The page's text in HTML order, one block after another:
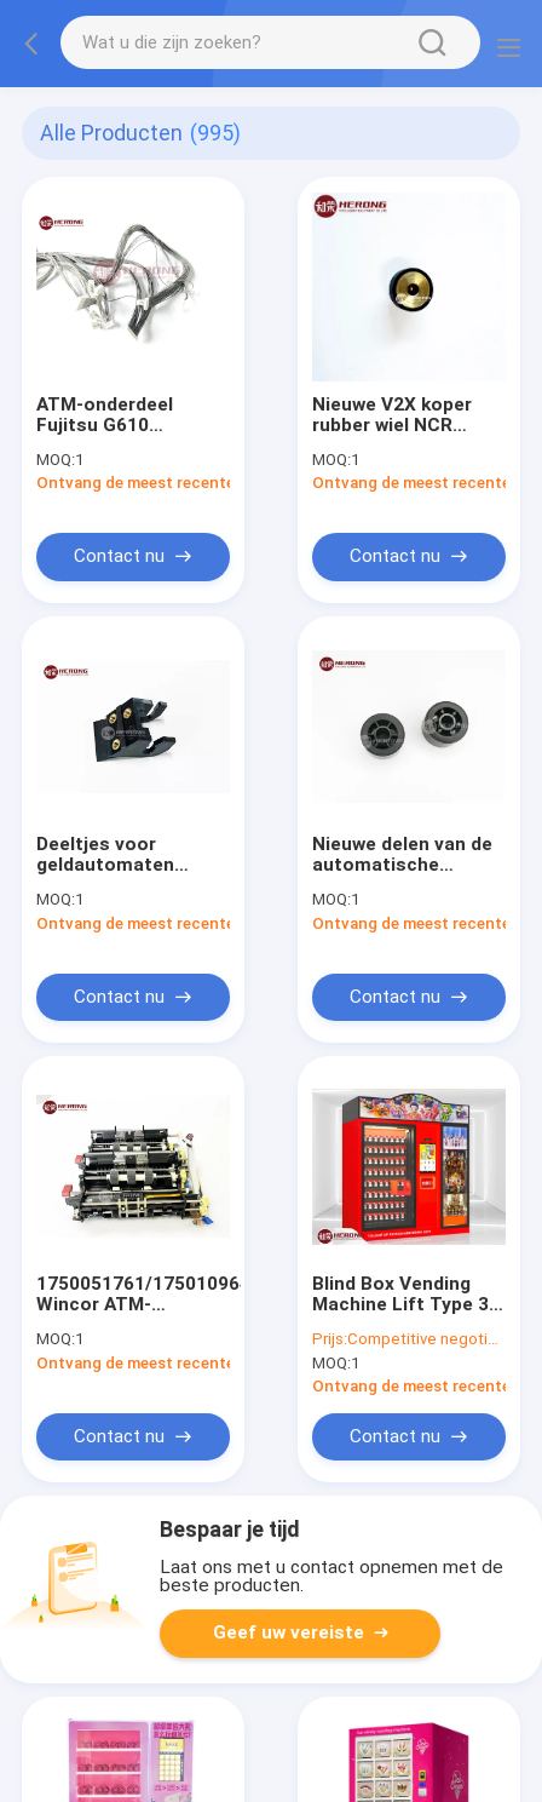
Alle Producten (995)
ATM-onderdeel
Fujitsu G610
MOQ:1
Ontvang de meest recente Prijs
Contact nu
Nieuwe V2X koper
rubber wiel NCR
onderdelen
1980000000C
MOQ:1
Ontvang de meest recente
Contact nu
Deeltjes voor
geldautomaten
Fork 49006708000c
MOQ:1
Ontvang de meest recente Prijs
Contact nu
Nieuwe delen van de
automatische
dikke rubberrol van
kunststof 3H5
MOQ:1
Ontvang de meest recente
Contact nu
1750051761/1750109641
Wincor ATM-
extractor Cmd V4
Mdms V module
MOQ:1
Ontvang de meest recente Prijs
Contact nu
Blind Box Vending
Machine Lift Type 32
Gepersonaliseerde
aanpassing
Prijs:Competitive negotiable
MOQ:1
Ontvang de meest recente
Contact nu
Bespaar je tijd
Laat ons met u contact opnemen met de
beste producten.
Geef uw vereiste